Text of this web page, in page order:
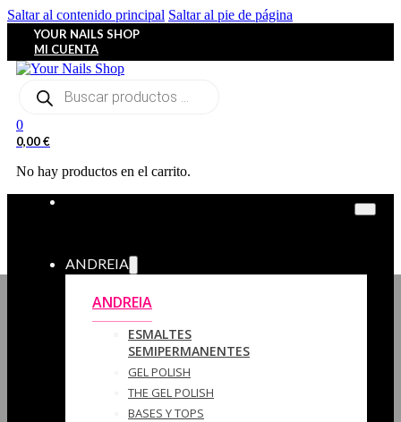
Saltar al contenido principal Saltar al pie de página
YOUR NAILS SHOP
MI CUENTA
0
0,00€
No hay productos en el carrito.
ANDREIA
ANDREIA
ESMALTES
SEMIPERMANENTES
GEL POLISH
THE GEL POLISH
BASES Y‎ TOPS